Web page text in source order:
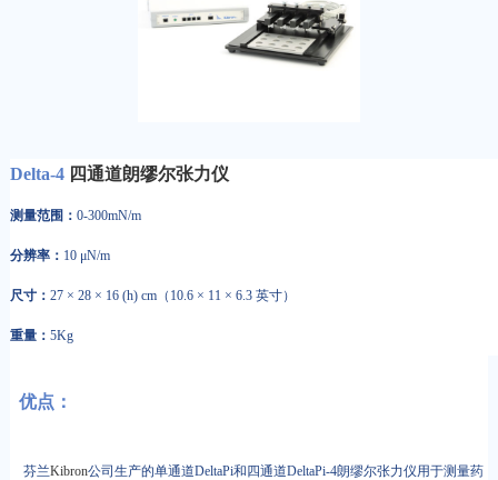
Delta-4 四通道朗缪尔张力仪
测量范围： 0-300mN/m
分辨率： 10 μN/m
尺寸： 27 × 28 × 16 (h) cm（10.6 × 11 × 6.3 英寸）
重量： 5Kg
优点：
芬兰Kibron公司生产的单通道DeltaPi和四通道DeltaPi-4朗缪尔张力仪用于测量药